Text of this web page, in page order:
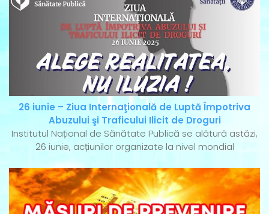
26 iunie – Ziua Internaţională de Luptă Împotriva
Abuzului şi Traficului Ilicit de Droguri
Institutul Național de Sănătate Publică se alătură astăzi,
26 iunie, acțiunilor organizate la nivel mondial